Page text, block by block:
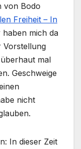
von Bodo
Freiheit – In
haben mich da
Vorstellung
mal
Geschweige
nicht
In dieser Zeit